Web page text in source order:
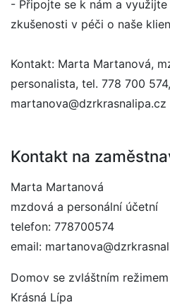
- Připojte se k nám a
zkušenosti v péči o naše
Kontakt: Marta Martanová,
personalista, tel. 778 700
martanova@dzrkrasnalipa.cz
Kontakt na
Marta Martanová
mzdová a personální účetní
telefon: 778700574
email:
Domov se zvláštním
Krásná Lípa